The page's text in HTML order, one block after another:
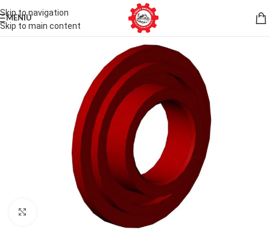
Skip to navigation
Skip to main content
MENIU
Faceți click pentru a mări